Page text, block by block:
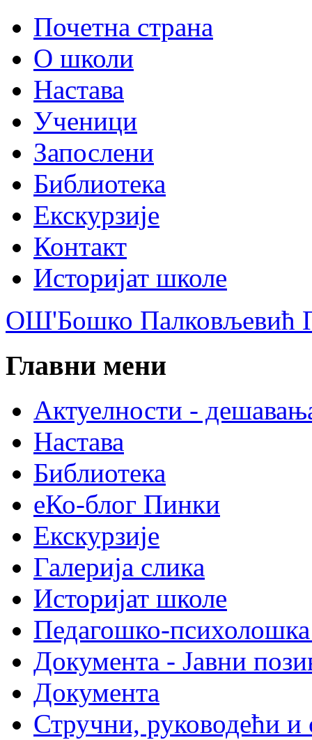
Почетна страна
О школи
Настава
Ученици
Запослени
Библиотека
Екскурзије
Контакт
Историјат школе
ОШ'Бошко Палковљевић
Главни мени
Актуелности -
Настава
Библиотека
еКо-блог Пинки
Екскурзије
Галерија слика
Историјат школе
Педагошко-психолошка
Документа - Јавни
Документа
Стручни, руководећи и